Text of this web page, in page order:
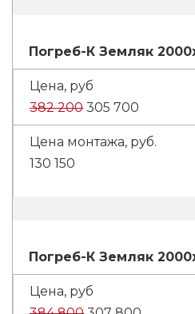
Погреб-К Земляк
382 200 305 700
130 150
Погреб-К Земляк